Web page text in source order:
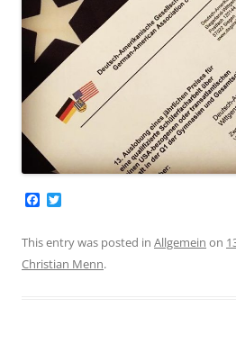
a
e
b
o
t
t
e
This entry was posted in Allgemein on
Christian Menn.